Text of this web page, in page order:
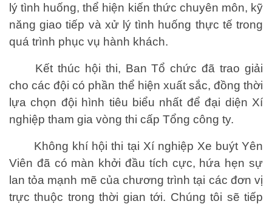
lý tình huống, thể hiện kiến thức chuyên môn, kỹ
năng giao tiếp và xử lý tình huống thực tế trong
quá trình phục vụ hành khách.
Kết thúc hội thi, Ban Tổ chức đã trao giải
cho các đội có phần thể hiện xuất sắc, đồng thời
lựa chọn đội hình tiêu biểu nhất để đại diện Xí
nghiệp tham gia vòng thi cấp Tổng công ty.
Không khí hội thi tại Xí nghiệp Xe buýt Yên
Viên đã có màn khởi đầu tích cực, hứa hẹn sự
lan tỏa mạnh mẽ của chương trình tại các đơn vị
trực thuộc trong thời gian tới. Chúng tôi sẽ tiếp